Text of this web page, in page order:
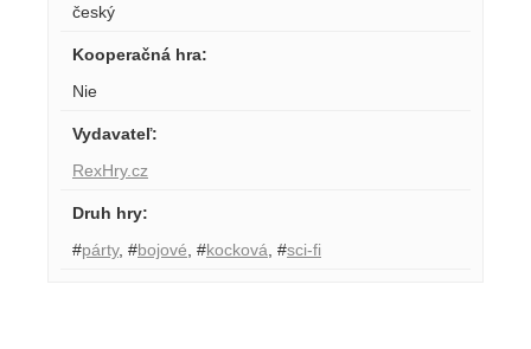
český
Kooperačná hra:
Nie
Vydavateľ:
RexHry.cz
Druh hry:
#párty, #bojové #kocková #sci-fi